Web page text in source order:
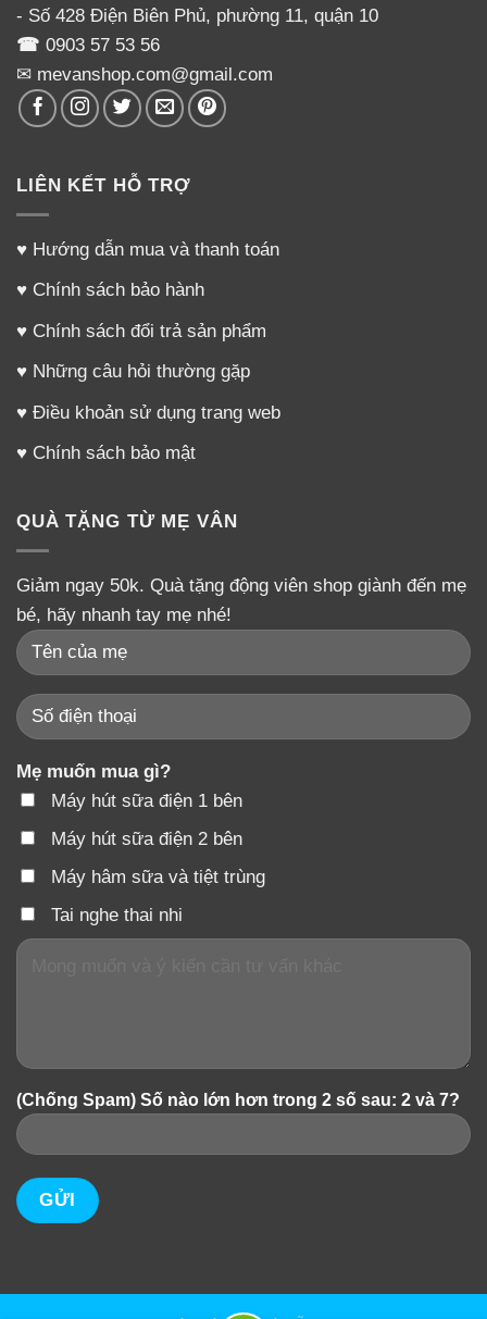
- Số 428 Điện Biên Phủ, phường 11, quận 10
☎ 0903 57 53 56
✉ mevanshop.com@gmail.com
LIÊN KẾT HỖ TRỢ
♥ Hướng dẫn mua và thanh toán
♥ Chính sách bảo hành
♥ Chính sách đổi trả sản phẩm
♥ Những câu hỏi thường gặp
♥ Điều khoản sử dụng trang web
♥ Chính sách bảo mật
QUÀ TẶNG TỪ MẸ VÂN
Giảm ngay 50k. Quà tặng động viên shop giành đến mẹ
bé, hãy nhanh tay mẹ nhé!
Mẹ muốn mua gì?
Máy hút sữa điện 1 bên
Máy hút sữa điện 2 bên
Máy hâm sữa và tiệt trùng
Tai nghe thai nhi
(Chống Spam) Số nào lớn hơn trong 2 số sau: 2 và 7?